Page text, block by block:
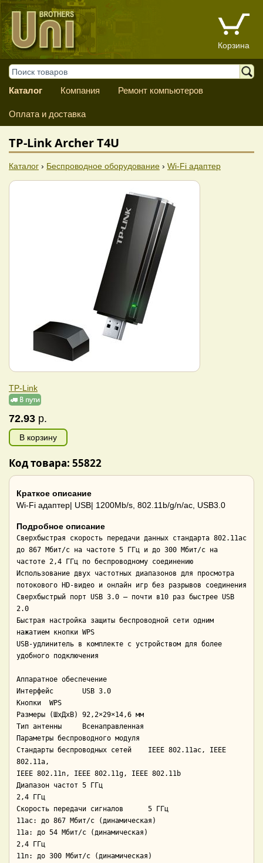
Корзина
Каталог Компания Ремонт компьютеров
Оплата и доставка
TP-Link Archer T4U
Каталог › Беспроводное оборудование › Wi-Fi адаптер
TP-Link
72.93 р.
В корзину
Код товара: 55822
Краткое описание
Wi-Fi адаптер| USB| 1200Mb/s, 802.11b/g/n/ac, USB3.0
Подробное описание
Сверхбыстрая скорость передачи данных стандарта 802.11ac
до 867 Мбит/с на частоте 5 ГГц и до 300 Мбит/с на
частоте 2,4 ГГц по беспроводному соединению
Использование двух частотных диапазонов для просмотра
потокового HD-видео и онлайн игр без разрывов соединения
Сверхбыстрый порт USB 3.0 — почти в10 раз быстрее USB
2.0
Быстрая настройка защиты беспроводной сети одним
нажатием кнопки WPS
USB-удлинитель в комплекте с устройством для более
удобного подключения
Аппаратное обеспечение
Интерфейс	USB 3.0
Кнопки	WPS
Размеры (ШхДхВ)	92,2×29×14,6 мм
Тип антенны	Всенаправленная
Параметры беспроводного модуля
Стандарты беспроводных сетей	IEEE 802.11ac, IEEE
802.11a,
IEEE 802.11n, IEEE 802.11g, IEEE 802.11b
Диапазон частот	5 ГГц
2,4 ГГц
Скороcть передачи сигналов	5 ГГц
11ac: до 867 Мбит/с (динамическая)
11a: до 54 Мбит/с (динамическая)
2,4 ГГц
11n: до 300 Мбит/с (динамическая)